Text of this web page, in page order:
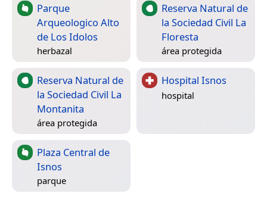
Parque
Arqueologico Alto
de Los Idolos
herbazal
Reserva Natural de
la Sociedad Civil La
Floresta
área protegida
Reserva Natural de
la Sociedad Civil La
Montanita
área protegida
Hospital Isnos
hospital
Plaza Central de
Isnos
parque